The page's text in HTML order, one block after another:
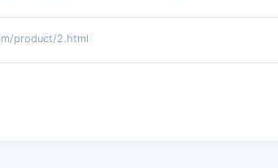
product/2.html